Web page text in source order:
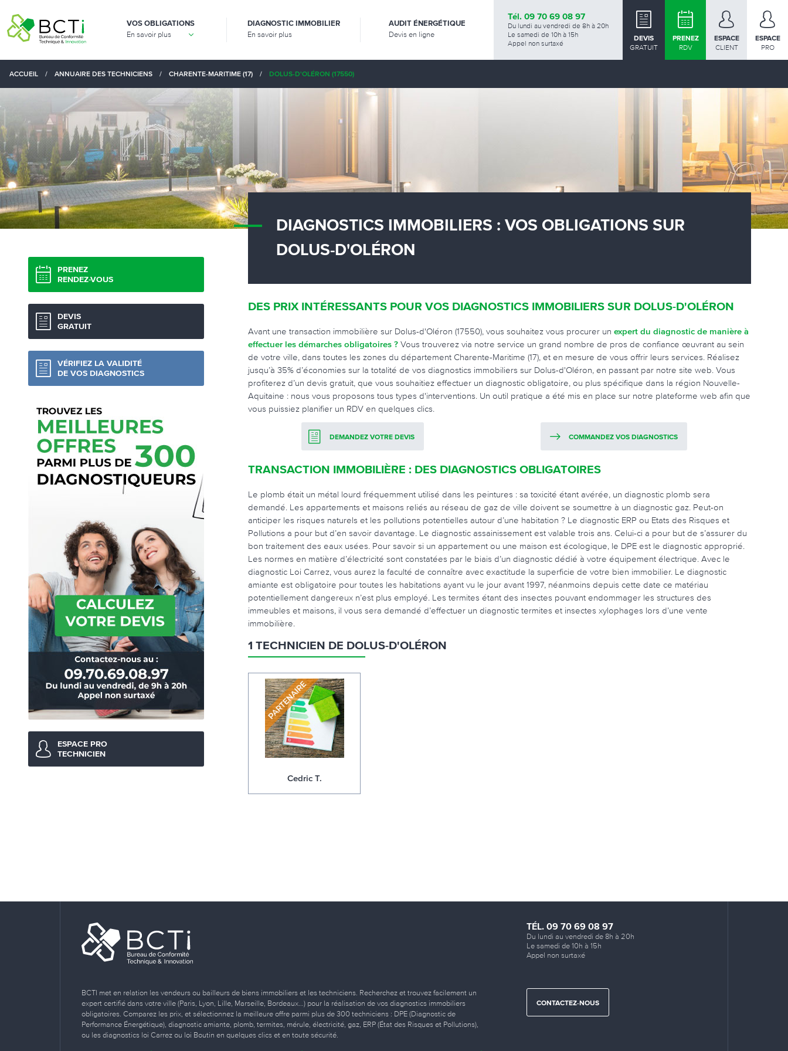
VOS OBLIGATIONS
En savoir plus
DIAGNOSTIC IMMOBILIER
En savoir plus
AUDIT ÉNERGÉTIQUE
Devis en ligne
Tél. 09 70 69 08 97
Du lundi au vendredi de 8h à 20h
Le samedi de 10h à 15h
Appel non surtaxé
DEVIS
GRATUIT
PRENEZ
RDV
ESPACE
CLIENT
ESPACE
PRO
ACCUEIL / ANNUAIRE DES TECHNICIENS / CHARENTE-MARITIME (17) / DOLUS-D'OLÉRON (17550)
PRENEZ
RENDEZ-VOUS
DEVIS
GRATUIT
VÉRIFIEZ LA VALIDITÉ
DE VOS DIAGNOSTICS
ESPACE PRO
TECHNICIEN
DIAGNOSTICS IMMOBILIERS : VOS OBLIGATIONS SUR
DOLUS-D'OLÉRON
DES PRIX INTÉRESSANTS POUR VOS DIAGNOSTICS IMMOBILIERS SUR DOLUS-D'OLÉRON
Avant une transaction immobilière sur Dolus-d'Oléron (17550), vous souhaitez vous procurer un expert du diagnostic de manière à
effectuer les démarches obligatoires ? Vous trouverez via notre service un grand nombre de pros de confiance œuvrant au sein
de votre ville, dans toutes les zones du département Charente-Maritime (17), et en mesure de vous offrir leurs services. Réalisez
jusqu’à 35% d’économies sur la totalité de vos diagnostics immobiliers sur Dolus-d'Oléron, en passant par notre site web. Vous
profiterez d’un devis gratuit, que vous souhaitiez effectuer un diagnostic obligatoire, ou plus spécifique dans la région Nouvelle-
Aquitaine : nous vous proposons tous types d'interventions. Un outil pratique a été mis en place sur notre plateforme web afin que
vous puissiez planifier un RDV en quelques clics.
DEMANDEZ VOTRE DEVIS COMMANDEZ VOS DIAGNOSTICS
TRANSACTION IMMOBILIÈRE : DES DIAGNOSTICS OBLIGATOIRES
Le plomb était un métal lourd fréquemment utilisé dans les peintures : sa toxicité étant avérée, un diagnostic plomb sera
demandé. Les appartements et maisons reliés au réseau de gaz de ville doivent se soumettre à un diagnostic gaz. Peut-on
anticiper les risques naturels et les pollutions potentielles autour d’une habitation ? Le diagnostic ERP ou Etats des Risques et
Pollutions a pour but d’en savoir davantage. Le diagnostic assainissement est valable trois ans. Celui-ci a pour but de s’assurer du
bon traitement des eaux usées. Pour savoir si un appartement ou une maison est écologique, le DPE est le diagnostic approprié.
Les normes en matière d’électricité sont constatées par le biais d’un diagnostic dédié à votre équipement électrique. Avec le
diagnostic Loi Carrez, vous aurez la faculté de connaître avec exactitude la superficie de votre bien immobilier. Le diagnostic
amiante est obligatoire pour toutes les habitations ayant vu le jour avant 1997, néanmoins depuis cette date ce matériau
potentiellement dangereux n’est plus employé. Les termites étant des insectes pouvant endommager les structures des
immeubles et maisons, il vous sera demandé d’effectuer un diagnostic termites et insectes xylophages lors d’une vente
immobilière.
1 TECHNICIEN DE DOLUS-D'OLÉRON
Cedric T.
BCTI met en relation les vendeurs ou bailleurs de biens immobiliers et les techniciens. Recherchez et trouvez facilement un
expert certifié dans votre ville (Paris, Lyon, Lille, Marseille, Bordeaux…) pour la réalisation de vos diagnostics immobiliers
obligatoires. Comparez les prix, et sélectionnez la meilleure offre parmi plus de 300 techniciens : DPE (Diagnostic de
Performance Énergétique), diagnostic amiante, plomb, termites, mérule, électricité, gaz, ERP (État des Risques et Pollutions),
ou les diagnostics loi Carrez ou loi Boutin en quelques clics et en toute sécurité.
TÉL. 09 70 69 08 97
Du lundi au vendredi de 8h à 20h
Le samedi de 10h à 15h
Appel non surtaxé
CONTACTEZ-NOUS